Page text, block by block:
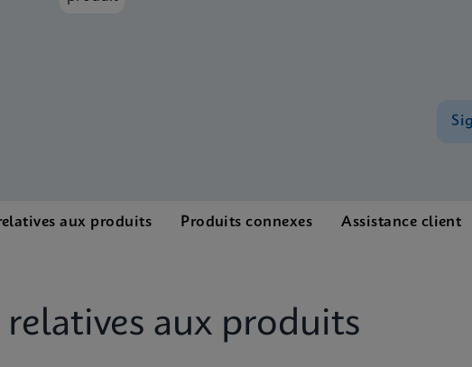
aux produits Produits connexes Assistance client
aux produits